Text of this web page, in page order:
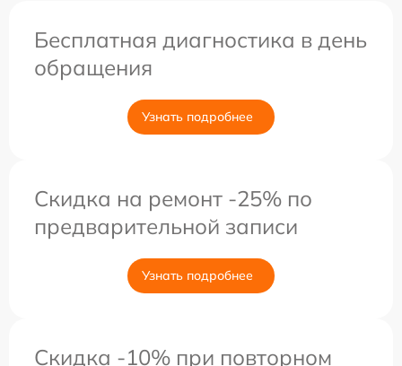
Бесплатная диагностика в день
обращения
Узнать подробнее
Скидка на ремонт -25% по
предварительной записи
Узнать подробнее
Скидка -10% при повторном